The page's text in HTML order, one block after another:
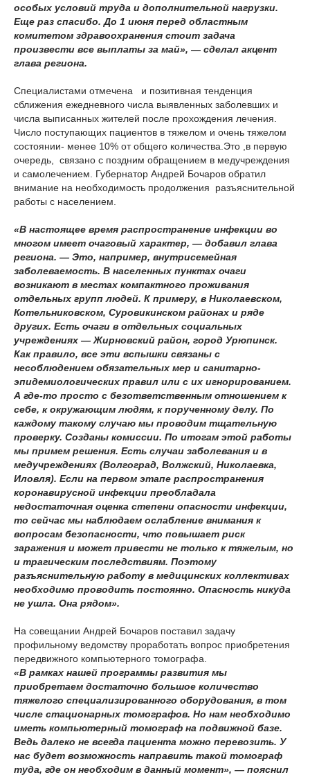
особых условий труда и дополнительной нагрузки.
Еще раз спасибо. До 1 июня перед областным
комитетом здравоохранения стоит задача
произвести все выплаты за май», — сделал акцент
глава региона.
Специалистами отмечена и позитивная тенденция
сближения ежедневного числа выявленных заболевших и
числа выписанных жителей после прохождения лечения.
Число поступающих пациентов в тяжелом и очень тяжелом
состоянии- менее 10% от общего количества.Это ,в первую
очередь, связано с поздним обращением в медучреждения
и самолечением. Губернатор Андрей Бочаров обратил
внимание на необходимость продолжения разъяснительной
работы с населением.
«В настоящее время распространение инфекции во
многом имеет очаговый характер, — добавил глава
региона. — Это, например, внутрисемейная
заболеваемость. В населенных пунктах очаги
возникают в местах компактного проживания
отдельных групп людей. К примеру, в Николаевском,
Котельниковском, Суровикинском районах и ряде
других. Есть очаги в отдельных социальных
учреждениях — Жирновский район, город Урюпинск.
Как правило, все эти вспышки связаны с
несоблюдением обязательных мер и санитарно-
эпидемиологических правил или с их игнорированием.
А где-то просто с безответственным отношением к
себе, к окружающим людям, к порученному делу. По
каждому такому случаю мы проводим тщательную
проверку. Созданы комиссии. По итогам этой работы
мы примем решения. Есть случаи заболевания и в
медучреждениях (Волгоград, Волжский, Николаевка,
Иловля). Если на первом этапе распространения
коронавирусной инфекции преобладала
недостаточная оценка степени опасности инфекции,
то сейчас мы наблюдаем ослабление внимания к
вопросам безопасности, что повышает риск
заражения и может привести не только к тяжелым, но
и трагическим последствиям. Поэтому
разъяснительную работу в медицинских коллективах
необходимо проводить постоянно. Опасность никуда
не ушла. Она рядом».
На совещании Андрей Бочаров поставил задачу
профильному ведомству проработать вопрос приобретения
передвижного компьютерного томографа.
«В рамках нашей программы развития мы
приобретаем достаточно большое количество
тяжелого специализированного оборудования, в том
числе стационарных томографов. Но нам необходимо
иметь компьютерный томограф на подвижной базе.
Ведь далеко не всегда пациента можно перевозить. У
нас будет возможность направить такой томограф
туда, где он необходим в данный момент», — пояснил